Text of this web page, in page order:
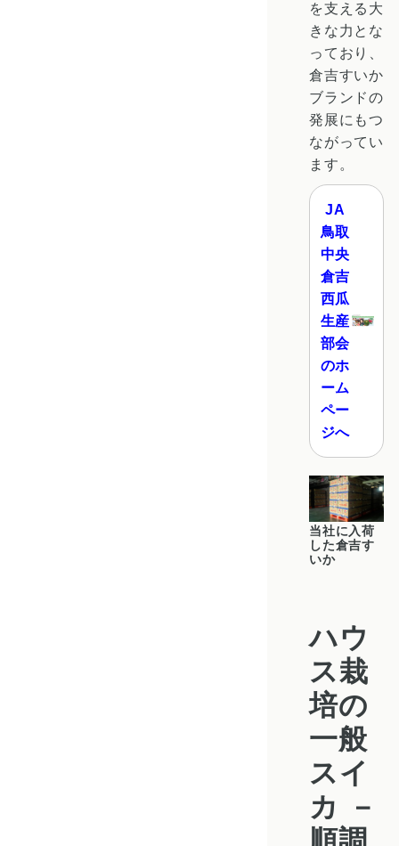
を支える大
きな力とな
っており、
倉吉すいか
ブランドの
発展にもつ
ながってい
ます。
JA
鳥取
中央
倉吉
西瓜
生産
部会
のホ
ーム
ペー
ジへ
当社に入荷
した倉吉す
いか
ハウ
ス栽
培の
一般
スイ
カ －